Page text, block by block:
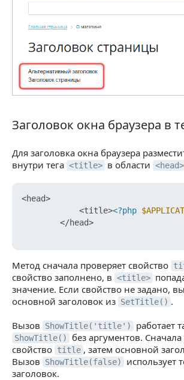
Заголовок окна браузера в теге
Заголовок окна браузера в
Для заголовка окна браузера
внутри тега <title> в области <head>
<head>
            <title>
<?php
        </head>
Метод сначала проверяет свойство
свойство заполнено, в <title>
значение. Если свойство не задано,
основной заголовок из SetTitle() .
Вызов
ShowTitle('title') работает
ShowTitle()
без аргументов.
свойство title , затем основной
Вызов
ShowTitle(false)
использует
заголовок.